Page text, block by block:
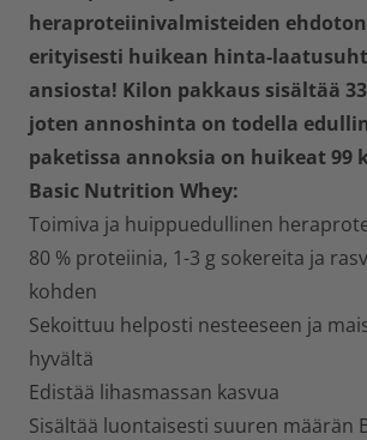
heraproteiinivalmisteiden
erityisesti huikean hinta-
ansiosta! Kilon pakkaus sisältää
joten annoshinta on todella
paketissa annoksia on huikeat 99
Basic Nutrition Whey:
Toimiva ja huippuedullinen
80 % proteiinia, 1-3 g sokereita ja
kohden
Sekoittuu helposti nesteeseen ja
hyvältä
Edistää lihasmassan kasvua
Sisältää luontaisesti suuren määrän